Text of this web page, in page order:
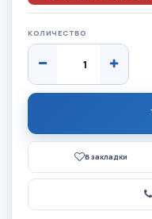
КОЛИЧЕСТВО
В закладки